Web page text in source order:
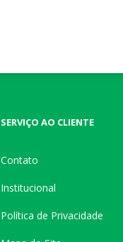
SERVIÇO AO CLIENTE
Contato
Institucional
Política de Privacidade